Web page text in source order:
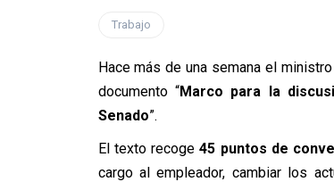
Trabajo
Hace más de una semana el
documento “Marco para la
Senado”.
El texto recoge45 puntos de
cargo al empleador, cambiar los